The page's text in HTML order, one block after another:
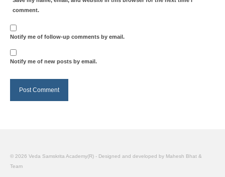
comment.
Notify me of follow-up comments by email.
Notify me of new posts by email.
© 2026 Veda Samskrita Academy(R) - Designed and developed by Mahesh Bhat &
Team